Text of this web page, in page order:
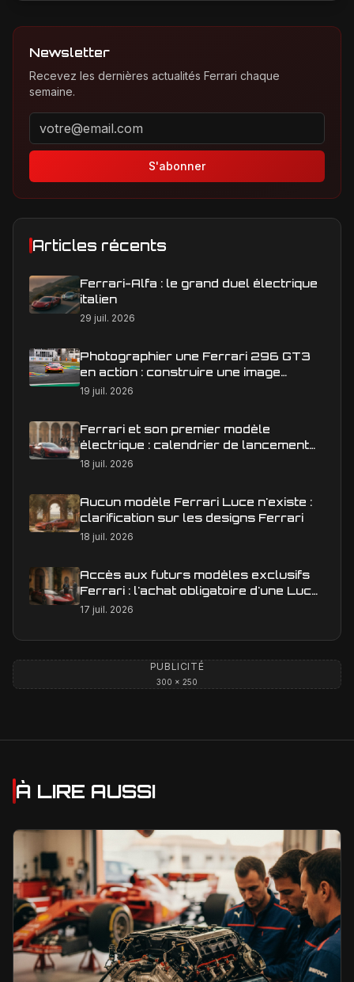
Newsletter
Recevez les dernières actualités Ferrari chaque
semaine.
Adresse email pour la newsletter
S'abonner
Articles récents
Ferrari-Alfa : le grand duel électrique
italien
29 juil. 2026
Photographier une Ferrari 296 GT3
en action : construire une image
éditoriale qui raconte la course
19 juil. 2026
Ferrari et son premier modèle
électrique : calendrier de lancement
en Europe
18 juil. 2026
Aucun modèle Ferrari Luce n'existe :
clarification sur les designs Ferrari
18 juil. 2026
Accès aux futurs modèles exclusifs
Ferrari : l'achat obligatoire d'une Luce
est-il une réalité ?
17 juil. 2026
PUBLICITÉ
300 × 250
À LIRE AUSSI